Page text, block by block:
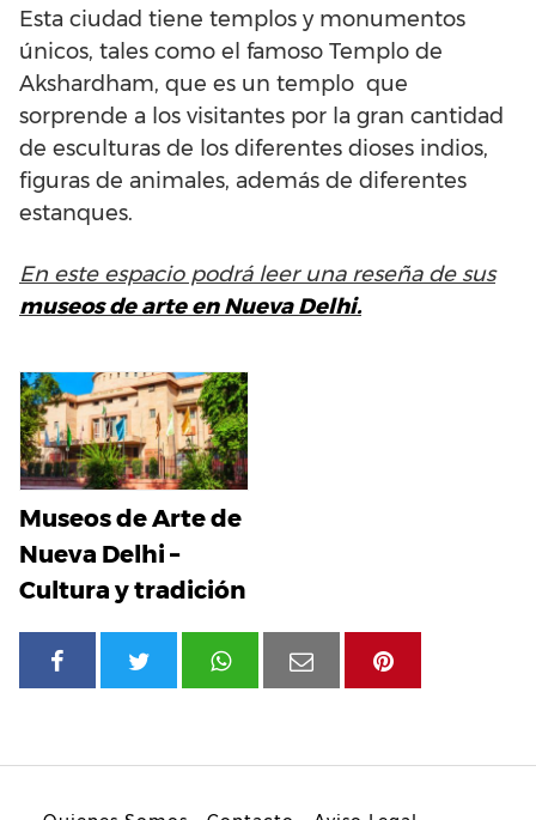
Esta ciudad tiene templos y monumentos
únicos, tales como el famoso Templo de
Akshardham, que es un templo que
sorprende a los visitantes por la gran cantidad
de esculturas de los diferentes dioses indios,
figuras de animales, además de diferentes
estanques.
En este espacio podrá leer una reseña de sus
museos de arte en Nueva Delhi.
Museos de Arte de
Nueva Delhi –
Cultura y tradición